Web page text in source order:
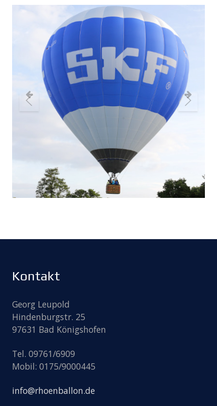
Kontakt
Georg Leupold
Hindenburgstr. 25
97631 Bad Königshofen
Tel. 09761/6909
Mobil: 0175/9000445
info@rhoenballon.de